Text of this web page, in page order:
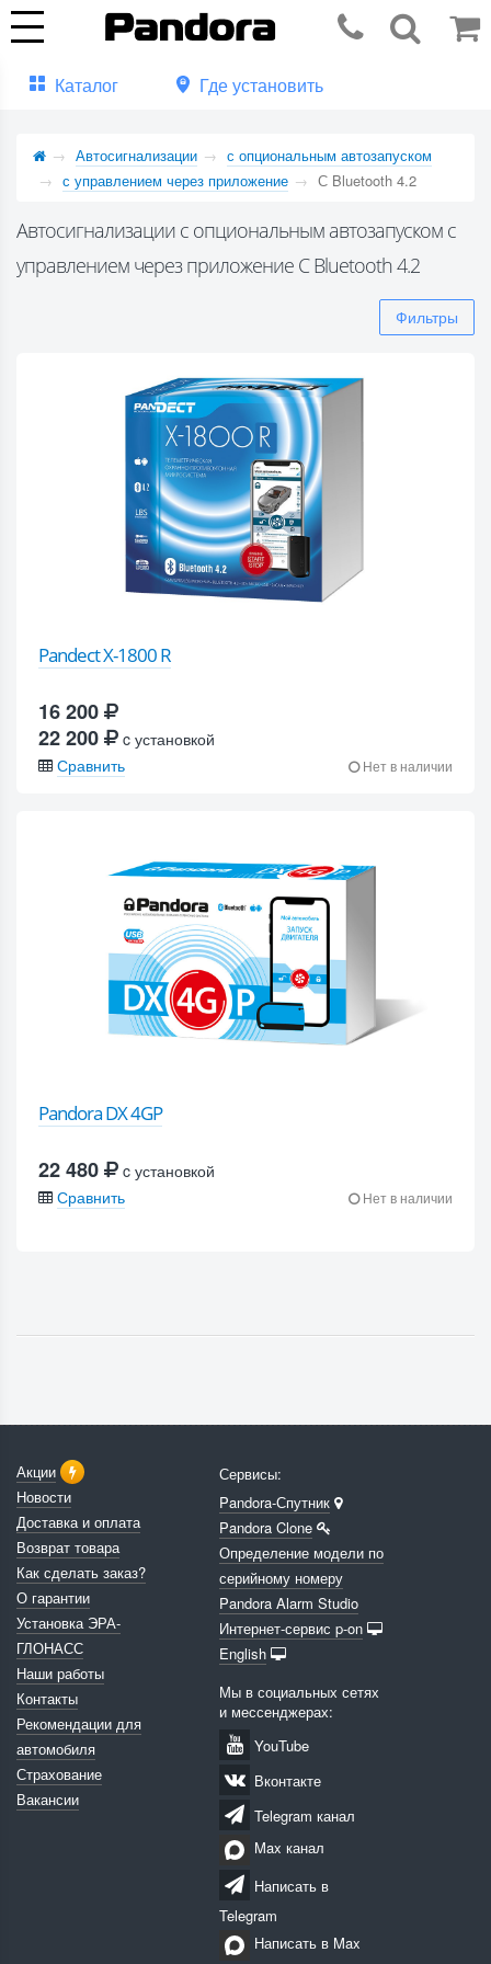
Каталог Где установить
Автосигнализации
с опциональным автозапуском
с управлением через приложение
С Bluetooth 4.2
Автосигнализации с опциональным автозапуском с
управлением через приложение С Bluetooth 4.2
Фильтры
Pandect X-1800 R
16 200
22 200
c установкой
Сравнить
Нет в наличии
Pandora DX 4GP
22 480
c установкой
Сравнить
Нет в наличии
Акции
Новости
Доставка и оплата
Возврат товара
Как сделать заказ?
О гарантии
Установка ЭРА-
ГЛОНАСС
Наши работы
Контакты
Рекомендации для
автомобиля
Страхование
Вакансии
Сервисы:
Pandora-Спутник
Pandora Clone
Определение модели по
серийному номеру
Pandora Alarm Studio
Интернет-сервис p-on
English
Мы в социальных сетях
и мессенджерах:
YouTube
Вконтакте
Telegram канал
Max канал
Написать в
Telegram
Написать в Max